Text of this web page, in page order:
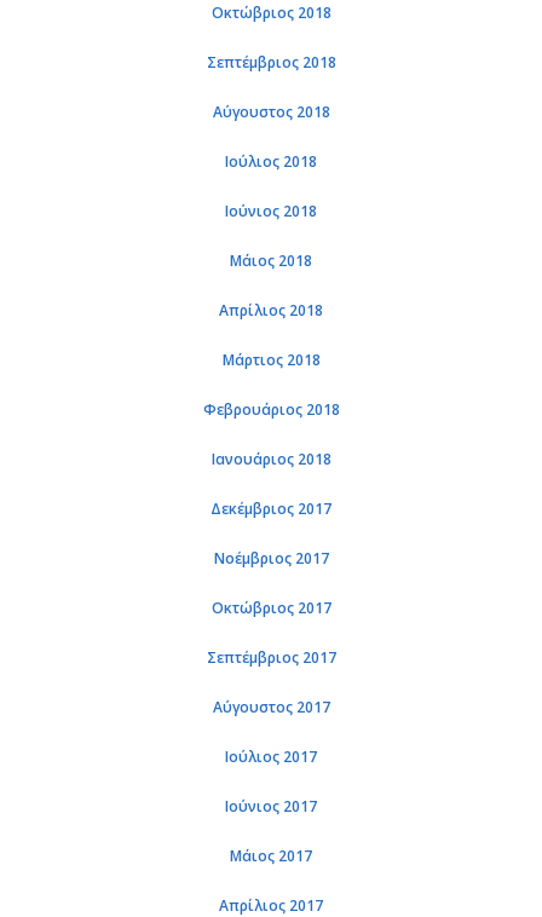
Οκτώ­βριος 2018
Σε­πτέμ­βριος 2018
Αύ­γου­στος 2018
Ιού­λιος 2018
Ιού­νιος 2018
Μάιος 2018
Απρί­λιος 2018
Μάρ­τιος 2018
Φε­βρουά­ριος 2018
Ια­νουά­ριος 2018
Δε­κέμ­βριος 2017
Νο­έμ­βριος 2017
Οκτώ­βριος 2017
Σε­πτέμ­βριος 2017
Αύ­γου­στος 2017
Ιού­λιος 2017
Ιού­νιος 2017
Μάιος 2017
Απρί­λιος 2017